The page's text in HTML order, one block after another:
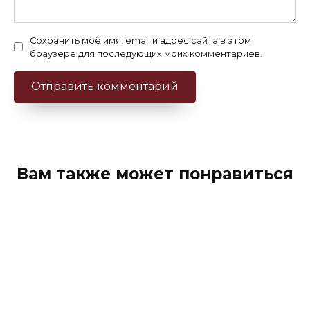
Сохранить моё имя, email и адрес сайта в этом
браузере для последующих моих комментариев.
Вам также может понравиться